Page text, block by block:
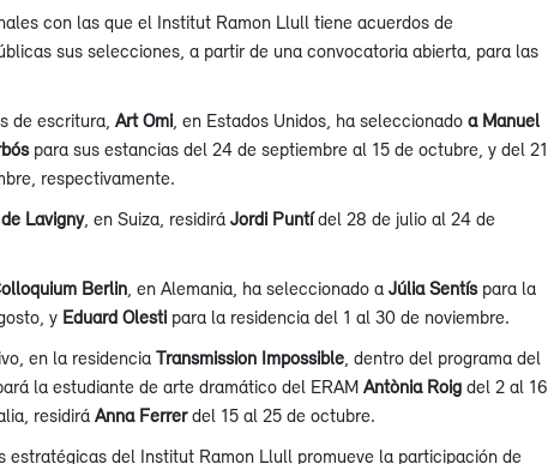
con las que el Institut Ramon Llull tiene acuerdos de
sus selecciones, a partir de una convocatoria abierta, para las
de escritura, Art Omi , en Estados Unidos, ha seleccionado a Manuel
para sus estancias del 24 de septiembre al 15 de octubre, y del 21
respectivamente.
Lavigny, en Suiza, residiráJordi Puntídel 28 de julio al 24 de
Berlin , en Alemania, ha seleccionado aJúlia Sentíspara la
y Eduard Olesti para la residencia del 1 al 30 de noviembre.
en la residenciaTransmission Impossible , dentro del programa del
la estudiante de arte dramático del ERAMAntònia Roig del 2 al 16
residiráAnna Ferrerdel 15 al 25 de octubre.
estratégicas del Institut Ramon Llull promueve la participación de